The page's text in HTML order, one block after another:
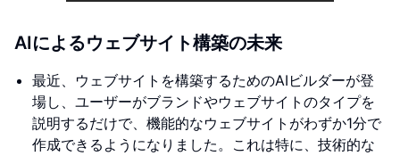
AIによるウェブサイト構築の未来
最近、ウェブサイトを構築するためのAIビルダーが登
場し、ユーザーがブランドやウェブサイトのタイプを
説明するだけで、機能的なウェブサイトがわずか1分で
作成できるようになりました。これは特に、技術的な